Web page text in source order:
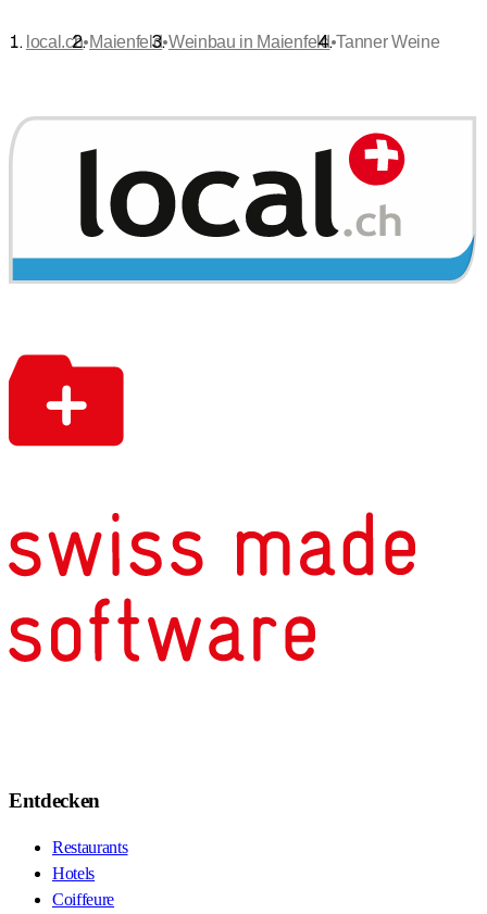
local.ch•Maienfeld•Weinbau in Maienfeld•Tanner Weine
Entdecken
Restaurants
Hotels
Coiffeure